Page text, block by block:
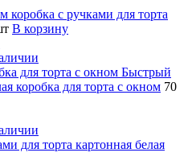
коробка с ручками для торта
В корзину
Быстрый
коробка для торта с окном 70